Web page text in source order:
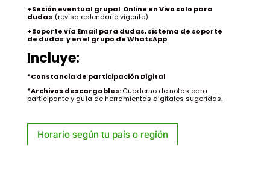
+Sesión eventual grupal Online en Vivo solo para
dudas (revisa calendario vigente)
+Soporte vía Email para dudas, sistema de soporte
de dudas y en el grupo de WhatsApp
Incluye:
*Constancia de participación Digital
*Archivos descargables:Cuaderno de notas para
participante y guía de herramientas digitales sugeridas.
Horario según tu país o región